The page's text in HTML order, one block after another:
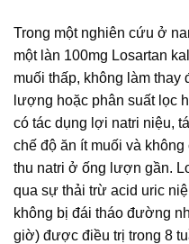
Trong một nghiên cứu ở
một làn 100mg Losartan
muối thấp, không làm thay
lượng hoặc phân suất lọc
có tác dụng lợi natri niệu,
chế độ ăn ít muối và
thu natri ở ống lượn gần.
qua sự thải trừ acid uric
không bị đái tháo đường
giờ) được điều trị trong 8